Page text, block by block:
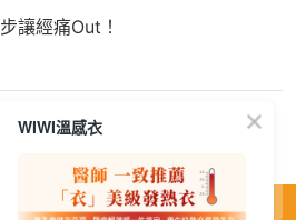
讓經痛Out！
WIWI溫感衣